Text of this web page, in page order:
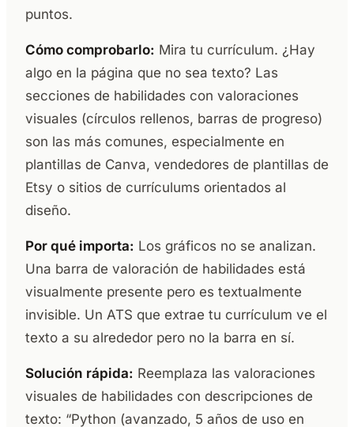
puntos.
Cómo comprobarlo: Mira tu currículum. ¿Hay
algo en la página que no sea texto? Las
secciones de habilidades con valoraciones
visuales (círculos rellenos, barras de progreso)
son las más comunes, especialmente en
plantillas de Canva, vendedores de plantillas de
Etsy o sitios de currículums orientados al
diseño.
Por qué importa: Los gráficos no se analizan.
Una barra de valoración de habilidades está
visualmente presente pero es textualmente
invisible. Un ATS que extrae tu currículum ve el
texto a su alrededor pero no la barra en sí.
Solución rápida: Reemplaza las valoraciones
visuales de habilidades con descripciones de
texto: “Python (avanzado, 5 años de uso en